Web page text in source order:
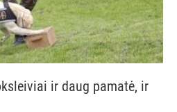
ir daug pamatė, ir